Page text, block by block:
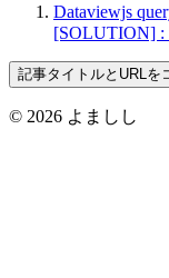
Dataviewjs
[SOLUTION] :
記事タイトルとURLを
© 2026 よましし